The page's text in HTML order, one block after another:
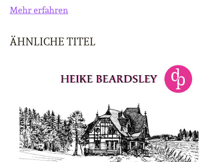
Mehr erfahren
ÄHNLICHE TITEL